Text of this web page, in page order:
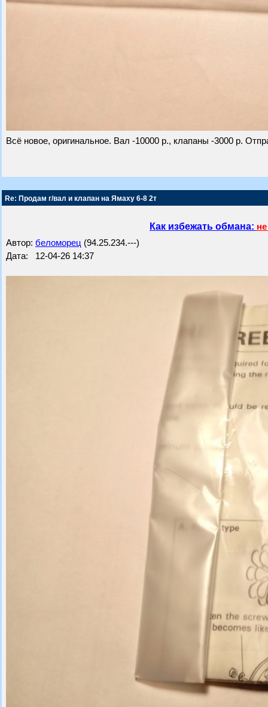
Всё новое, оригинальное. Вал -10000 р., клапаны -3000 р.
Re: Продам г/вал и клапан на Ямаху 6-8 2т
Как избежать обмана:
Автор: беломорец (94.25.234.---)
Дата: 12-04-26 14:37